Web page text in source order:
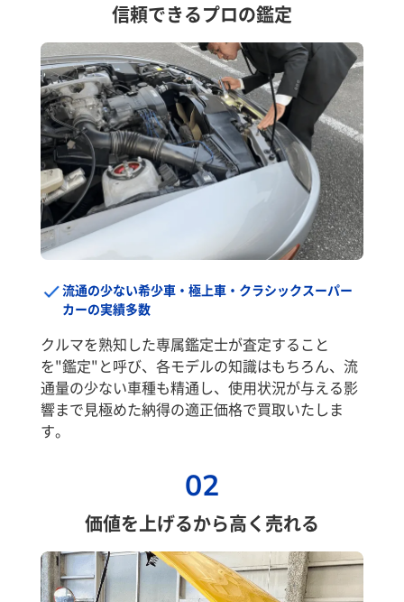
信頼できるプロの鑑定
流通の少ない希少車・極上車・クラシックスーパー
カーの実績多数
クルマを熟知した専属鑑定士が査定すること
を"鑑定"と呼び、各モデルの知識はもちろん、流
通量の少ない車種も精通し、使用状況が与える影
響まで見極めた納得の適正価格で買取いたしま
す。
02
価値を上げるから高く売れる